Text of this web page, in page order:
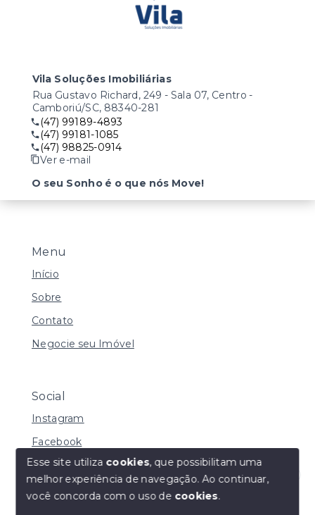
Olá! Estamos disponíveis para te ajudar.
Menu
Início
Sobre
Contato
Negocie seu Imóvel
Social
Instagram
Facebook
© Copyright 2026 - Vila Soluções Imobiliárias - Todos
Vila Soluções Imobiliárias
Rua Gustavo Richard, 249 - Sala 07, Centro -
Camboriú/SC, 88340-281
(47) 99189-4893
(47) 99181-1085
(47) 98825-0914
Ver e-mail
O seu Sonho é o que nós Move!
Esse site utiliza cookies, que possibilitam uma
melhor experiência de navegação.Ao continuar,
você concorda com o uso de cookies.